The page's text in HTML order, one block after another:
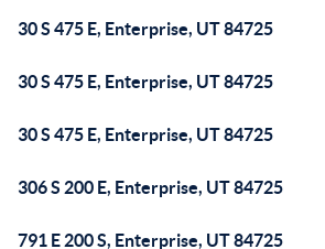
30 S 475 E, Enterprise, UT 84725
30 S 475 E, Enterprise, UT 84725
30 S 475 E, Enterprise, UT 84725
306 S 200 E, Enterprise, UT 84725
791 E 200 S, Enterprise, UT 84725